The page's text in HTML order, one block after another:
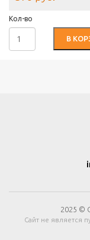
Кол-во
В
2025 ©
Сайт не является